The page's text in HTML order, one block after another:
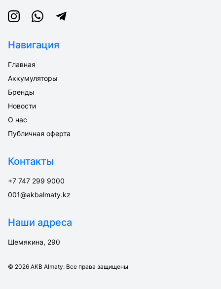
InstagramWhatsappTelegram
Навигация
Главная
Аккумуляторы
Бренды
Новости
О нас
Публичная оферта
Контакты
+7 747 299 9000
001@akbalmaty.kz
Наши адреса
Шемякина, 290
© 2026 AKB Almaty. Все права защищены